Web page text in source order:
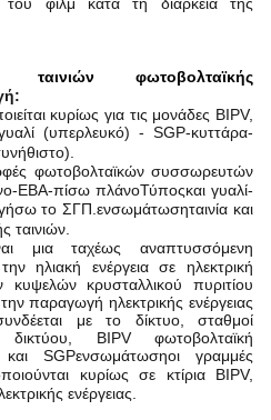
φωτοβολταϊκής
κυρίως για τις μονάδες BIPV,
(υπερλευκό) - SGP-κυττάρα-
φωτοβολταϊκών συσσωρευτών
ΕΒΑ-πίσω πλάνοΤύποςκαι γυαλί-
το ΣΓΠ.ενσωμάτωσηταινία και
μια ταχέως αναπτυσσόμενη
ηλιακή ενέργεια σε ηλεκτρική
κυψελών κρυσταλλικού πυριτίου
παραγωγή ηλεκτρικής ενέργειας
με το δίκτυο, σταθμοί
δικτύου, BIPV φωτοβολταϊκή
και SGPενσωμάτωσηοι γραμμές
κυρίως σε κτίρια BIPV,
ενέργειας.